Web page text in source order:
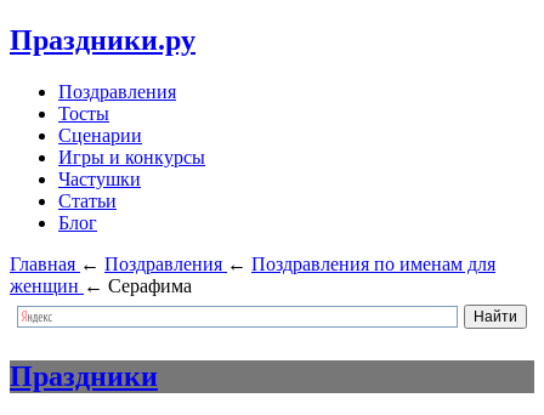
Праздники.ру
Поздравления
Тосты
Сценарии
Игры и конкурсы
Частушки
Статьи
Блог
Главная ← Поздравления ← Поздравления по именам для
женщин ← Серафима
Праздники